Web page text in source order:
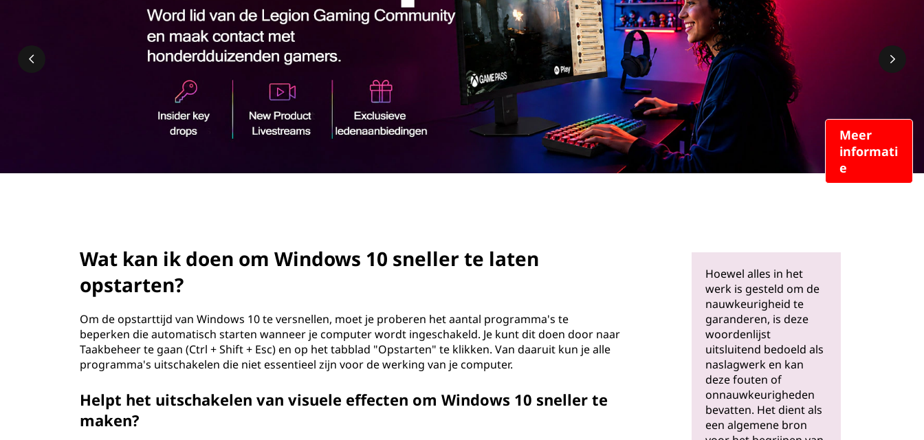
Meer
informati
e
Wat kan ik doen om Windows 10 sneller te laten
opstarten?
Om de opstarttijd van Windows 10 te versnellen, moet je proberen het aantal programma's te
beperken die automatisch starten wanneer je computer wordt ingeschakeld. Je kunt dit doen door naar
Taakbeheer te gaan (Ctrl + Shift + Esc) en op het tabblad "Opstarten" te klikken. Van daaruit kun je alle
programma's uitschakelen die niet essentieel zijn voor de werking van je computer.
Helpt het uitschakelen van visuele effecten om Windows 10 sneller te
maken?
Hoewel alles in het
werk is gesteld om de
nauwkeurigheid te
garanderen, is deze
woordenlijst
uitsluitend bedoeld als
naslagwerk en kan
deze fouten of
onnauwkeurigheden
bevatten. Het dient als
een algemene bron